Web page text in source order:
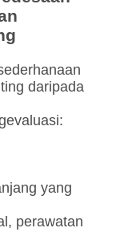
daripada
yang
perawatan